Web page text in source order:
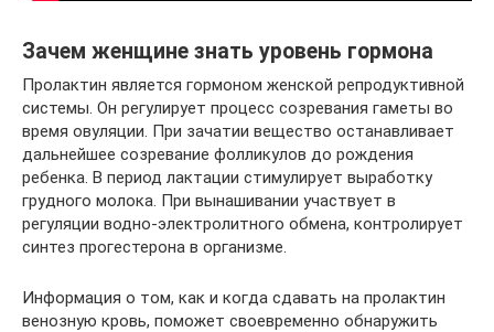
Зачем женщине знать уровень гормона
Пролактин является гормоном женской репродуктивной
системы. Он регулирует процесс созревания гаметы во
время овуляции. При зачатии вещество останавливает
дальнейшее созревание фолликулов до рождения
ребенка. В период лактации стимулирует выработку
грудного молока. При вынашивании участвует в
регуляции водно-электролитного обмена, контролирует
синтез прогестерона в организме.
Информация о том, как и когда сдавать на пролактин
венозную кровь, поможет своевременно обнаружить